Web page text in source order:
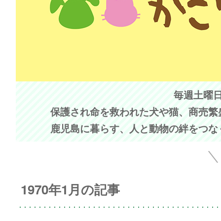
毎週土曜
保護され命を救われた犬や猫、商売
鹿児島に暮らす、人と動物の絆をつ
1970年1月の記事